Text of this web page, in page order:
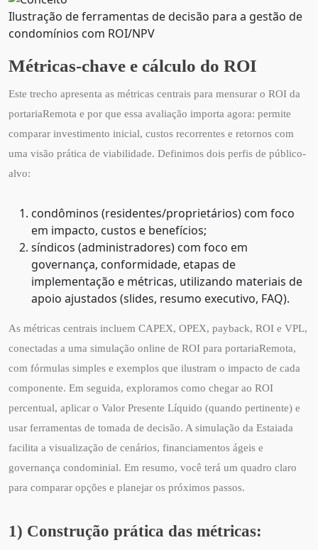
Ilustração de ferramentas de decisão para a gestão de
condomínios com ROI/NPV
Métricas-chave e cálculo do ROI
Este trecho apresenta as métricas centrais para mensurar o ROI da
portariaRemota e por que essa avaliação importa agora: permite
comparar investimento inicial, custos recorrentes e retornos com
uma visão prática de viabilidade. Definimos dois perfis de público-
alvo:
condôminos (residentes/proprietários) com foco
em impacto, custos e benefícios;
síndicos (administradores) com foco em
governança, conformidade, etapas de
implementação e métricas, utilizando materiais de
apoio ajustados (slides, resumo executivo, FAQ).
As métricas centrais incluem CAPEX, OPEX, payback, ROI e VPL,
conectadas a uma simulação online de ROI para portariaRemota,
com fórmulas simples e exemplos que ilustram o impacto de cada
componente. Em seguida, exploramos como chegar ao ROI
percentual, aplicar o Valor Presente Líquido (quando pertinente) e
usar ferramentas de tomada de decisão. A simulação da Estaiada
facilita a visualização de cenários, financiamentos ágeis e
governança condominial. Em resumo, você terá um quadro claro
para comparar opções e planejar os próximos passos.
1) Construção prática das métricas: